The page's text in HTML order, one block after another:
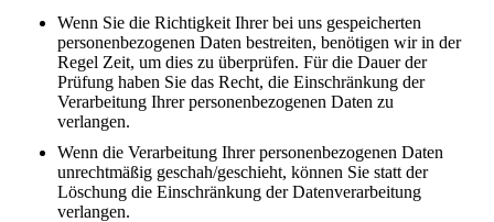
Wenn Sie die Richtigkeit Ihrer bei uns gespeicherten
personenbezogenen Daten bestreiten, benötigen wir in der
Regel Zeit, um dies zu überprüfen. Für die Dauer der
Prüfung haben Sie das Recht, die Einschränkung der
Verarbeitung Ihrer personenbezogenen Daten zu
verlangen.
Wenn die Verarbeitung Ihrer personenbezogenen Daten
unrechtmäßig geschah/geschieht, können Sie statt der
Löschung die Einschränkung der Datenverarbeitung
verlangen.